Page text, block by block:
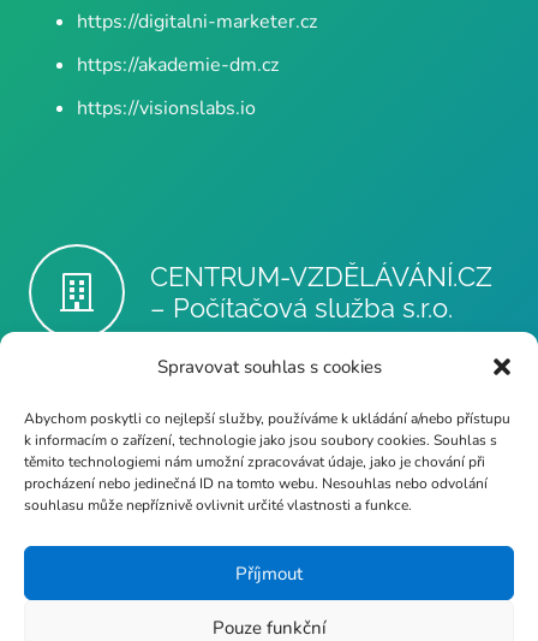
Spravovat souhlas s cookies
Abychom poskytli co nejlepší služby, používáme k ukládání a/nebo přístupu
k informacím o zařízení, technologie jako jsou soubory cookies. Souhlas s
těmito technologiemi nám umožní zpracovávat údaje, jako je chování při
procházení nebo jedinečná ID na tomto webu. Nesouhlas nebo odvolání
souhlasu může nepříznivě ovlivnit určité vlastnosti a funkce.
Příjmout
Pouze funkční
https://digitalni-marketer.cz
https://akademie-dm.cz
https://visionslabs.io
CENTRUM-VZDĚLÁVÁNÍ.CZ
– Počítačová služba s.r.o.
dvpp@poc-sluzba.cz